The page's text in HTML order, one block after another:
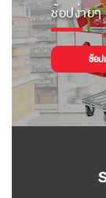
ช้อปง่าย
ช้อป